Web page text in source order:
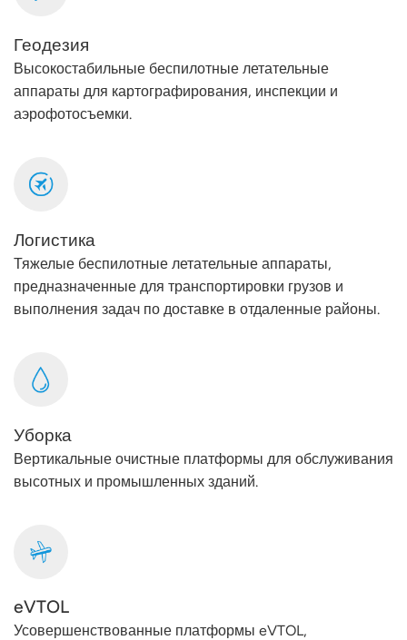
Геодезия
Высокостабильные беспилотные летательные
аппараты для картографирования, инспекции и
аэрофотосъемки.
Логистика
Тяжелые беспилотные летательные аппараты,
предназначенные для транспортировки грузов и
выполнения задач по доставке в отдаленные районы.
Уборка
Вертикальные очистные платформы для обслуживания
высотных и промышленных зданий.
eVTOL
Усовершенствованные платформы eVTOL,